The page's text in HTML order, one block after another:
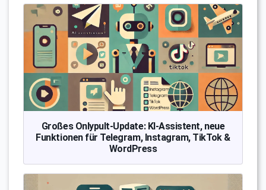
Großes Onlypult-Update: KI-Assistent, neue
Funktionen für Telegram, Instagram, TikTok &
WordPress